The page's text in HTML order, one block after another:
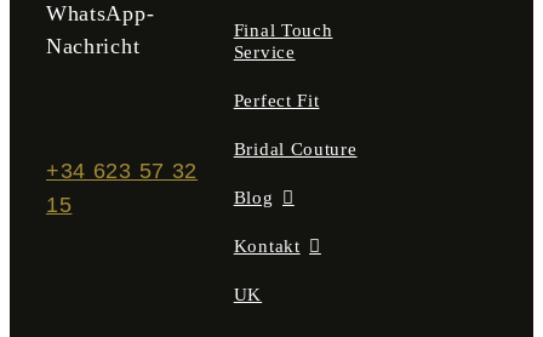
WhatsApp-
Nachricht
+34 623 57 32
15
Final Touch
Service
Perfect Fit
Bridal Couture
Blog
Kontakt
UK